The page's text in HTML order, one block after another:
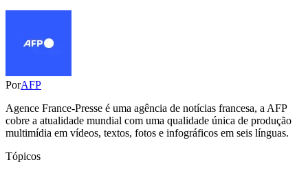
PorAFP
Agence France-Presse é uma agência de notícias francesa, a AFP
cobre a atualidade mundial com uma qualidade única de produção
multimídia em vídeos, textos, fotos e infográficos em seis línguas.
Tópicos